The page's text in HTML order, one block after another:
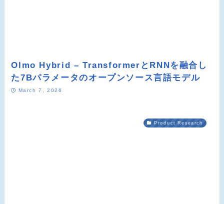
Olmo Hybrid – TransformerとRNNを融合し
た7Bパラメータのオープンソース言語モデル
March 7, 2026
Product Research